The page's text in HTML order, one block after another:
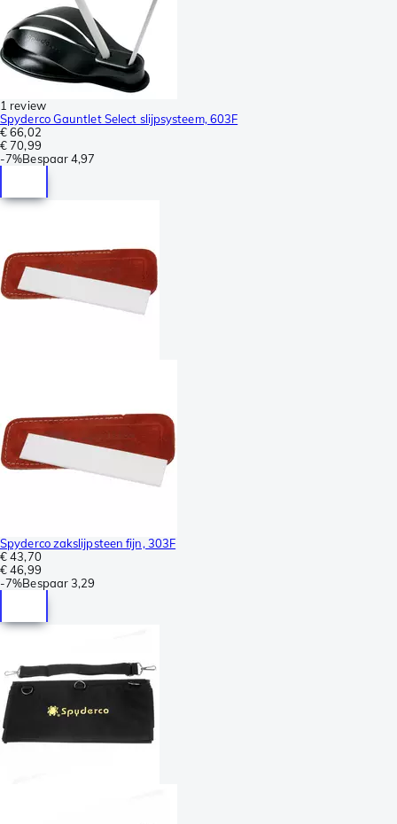
1 review
Spyderco Gauntlet Select slijpsysteem, 603F
€ 66,02
€ 70,99
-7%Bespaar4,97
Spyderco zakslijpsteen fijn, 303F
€ 43,70
€ 46,99
-7%Bespaar3,29